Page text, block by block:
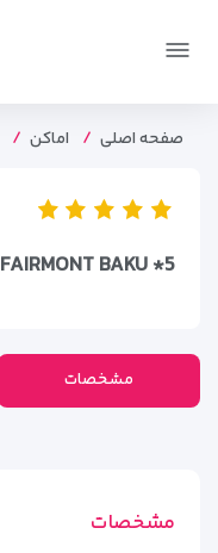
صفحه اصلی اماکن
FAIRMONT BAKU *5
مشخصات
مشخصات